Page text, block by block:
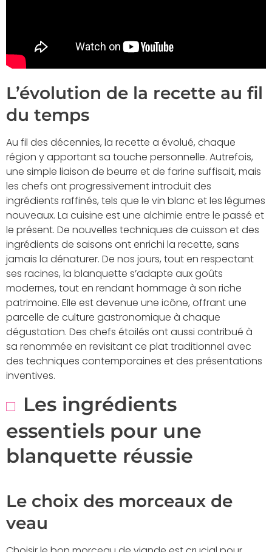
L’évolution de la recette au fil
du temps
Au fil des décennies, la recette a évolué, chaque
région y apportant sa touche personnelle. Autrefois,
une simple liaison de beurre et de farine suffisait, mais
les chefs ont progressivement introduit des
ingrédients raffinés, tels que le vin blanc et les légumes
nouveaux. La cuisine est une alchimie entre le passé et
le présent. De nouvelles techniques de cuisson et des
ingrédients de saisons ont enrichi la recette, sans
jamais la dénaturer. De nos jours, tout en respectant
ses racines, la blanquette s’adapte aux goûts
modernes, tout en rendant hommage à son riche
patrimoine. Elle est devenue une icône, offrant une
parcelle de culture gastronomique à chaque
dégustation. Des chefs étoilés ont aussi contribué à
sa renommée en revisitant ce plat traditionnel avec
des techniques contemporaines et des présentations
inventives.
Les ingrédients
essentiels pour une
blanquette réussie
Le choix des morceaux de
veau